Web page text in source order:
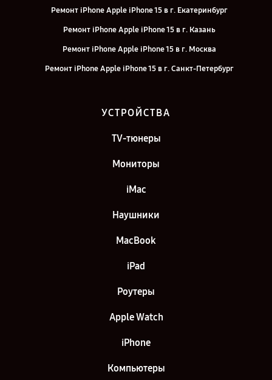
Ремонт iPhone Apple iPhone 15 в г. Екатеринбург
Ремонт iPhone Apple iPhone 15 в г. Казань
Ремонт iPhone Apple iPhone 15 в г. Москва
Ремонт iPhone Apple iPhone 15 в г. Санкт-Петербург
УСТРОЙСТВА
TV-тюнеры
Мониторы
iMac
Наушники
MacBook
iPad
Роутеры
Apple Watch
iPhone
Компьютеры